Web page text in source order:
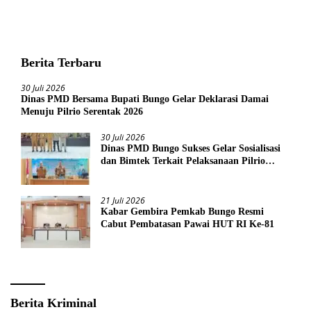
Berita Terbaru
30 Juli 2026
Dinas PMD Bersama Bupati Bungo Gelar Deklarasi Damai
Menuju Pilrio Serentak 2026
30 Juli 2026
Dinas PMD Bungo Sukses Gelar Sosialisasi
dan Bimtek Terkait Pelaksanaan Pilrio
21 Juli 2026
Kabar Gembira Pemkab Bungo Resmi
Cabut Pembatasan Pawai HUT RI Ke-81
Berita Kriminal